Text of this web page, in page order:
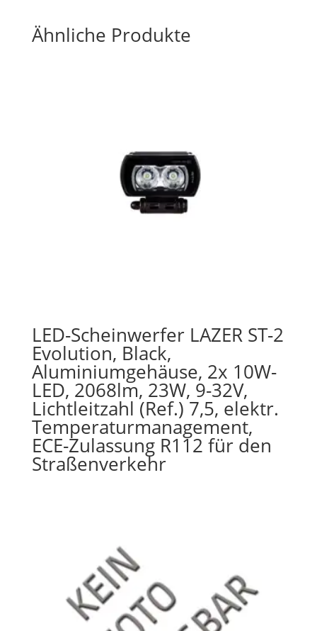
Ähnliche Produkte
LED-Scheinwerfer LAZER ST-2
Evolution, Black,
Aluminiumgehäuse, 2x 10W-
LED, 2068lm, 23W, 9-32V,
Lichtleitzahl (Ref.) 7,5, elektr.
Temperaturmanagement,
ECE-Zulassung R112 für den
Straßenverkehr